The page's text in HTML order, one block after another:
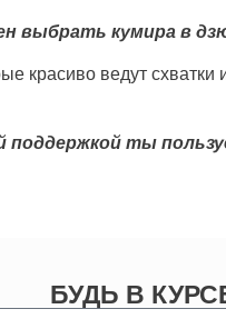
выбрать кумира в
красиво ведут
поддержкой ты
БУДЬ В